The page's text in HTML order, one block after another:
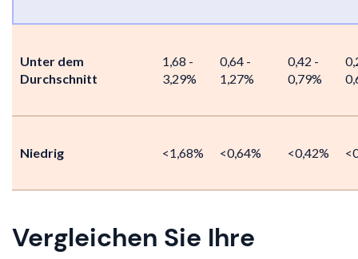
Unter dem
Durchschnitt
1,68 -
3,29%
0,64 -
1,27%
0,42 -
0,79%
Niedrig <1,68% <0,64% <0,42%
Vergleichen Sie Ihre